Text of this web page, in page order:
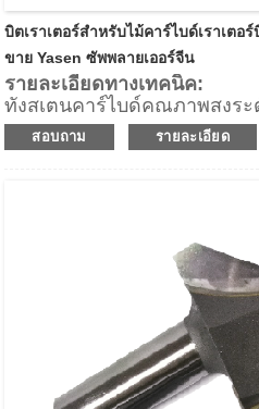
บิตเราเตอร์สำหรับไม้คาร์ไบด์เราเต
ขาย Yasen ซัพพลายเออร์จีน
รายละเอียดทางเทคนิค:
ทังสเตนคาร์ไบด์คุณภาพสูงระ
ให้พื้นผิวด้านล่างของชิ้นงานที่ดี
การดีดชิปขึ้น
สำหรับอัตราการป้อนที่รวดเร็ว
แมชชีนเซ็นเตอร์ และเครื่อง
การปรับขนาดแผง, เทมเพลต
การกำหนดเส้นทางอื่นๆ
สอบถาม รายละเอียด